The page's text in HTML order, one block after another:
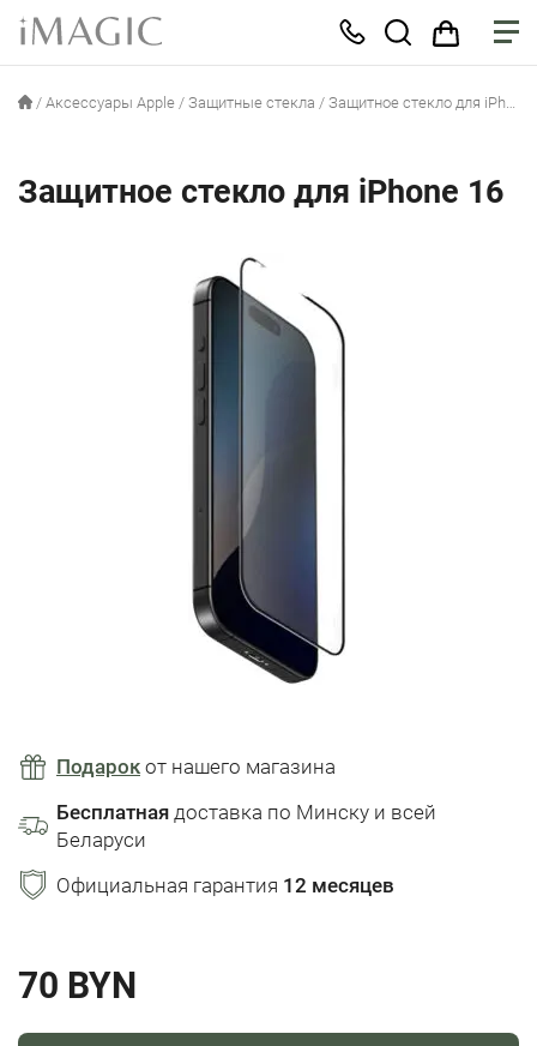
/ Аксессуары Apple / Защитные стекла / Защитное стекло для iPhone 16
Защитное стекло для iPhone 16
Подарок от нашего магазина
Бесплатная доставка по Минску и всей
Беларуси
Официальная гарантия 12 месяцев
70 BYN